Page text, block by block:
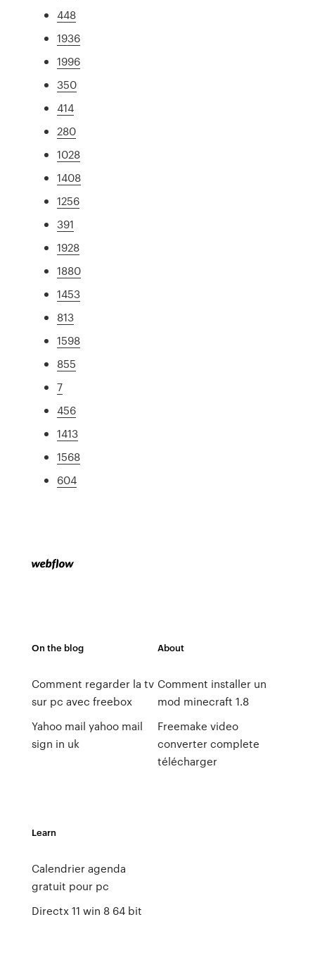
448
1936
1996
350
414
280
1028
1408
1256
391
1928
1880
1453
813
1598
855
7
456
1413
1568
604
On the blog
Comment regarder la tv
sur pc avec freebox
Yahoo mail yahoo mail
sign in uk
About
Comment installer un
mod minecraft 1.8
Freemake video
converter complete
télécharger
Learn
Calendrier agenda
gratuit pour pc
Directx 11 win 8 64 bit